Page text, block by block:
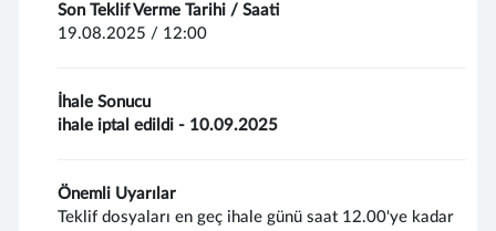
Son Teklif Verme Tarihi / Saati
19.08.2025 / 12:00
İhale Sonucu
ihale iptal edildi - 10.09.2025
Önemli Uyarılar
Teklif dosyaları en geç ihale günü saat 12.00'ye kadar